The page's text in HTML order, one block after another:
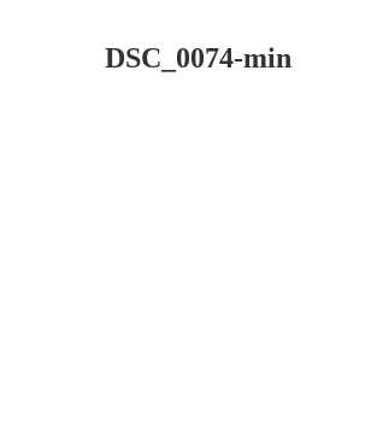
DSC_0074-min